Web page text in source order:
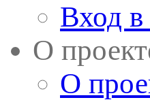
Вход в
О
О